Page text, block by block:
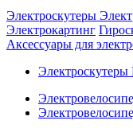
Электроскутеры
Электрокартинг
Аксессуары для
Электроскутеры